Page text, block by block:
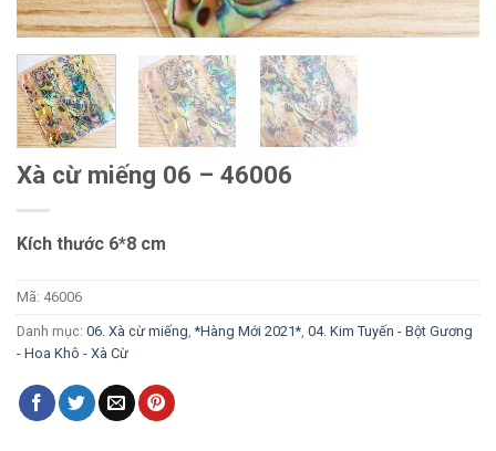
Xà cừ miếng 06 – 46006
Kích thước 6*8 cm
Mã: 46006
Danh mục: 06. Xà cừ miếng ,*Hàng Mới 2021* 04. Kim Tuyến - Bột Gương
- Hoa Khô - Xà Cừ